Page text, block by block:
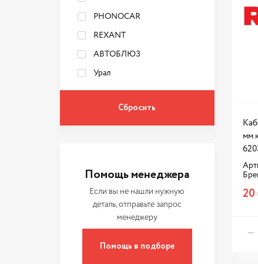
PHONOCAR
REXANT
АВТОБЛЮЗ
Урал
Помощь менеджера
Если вы не нашли нужную
деталь, отправьте запрос
менеджеру
Помощь в подборе
мм
20